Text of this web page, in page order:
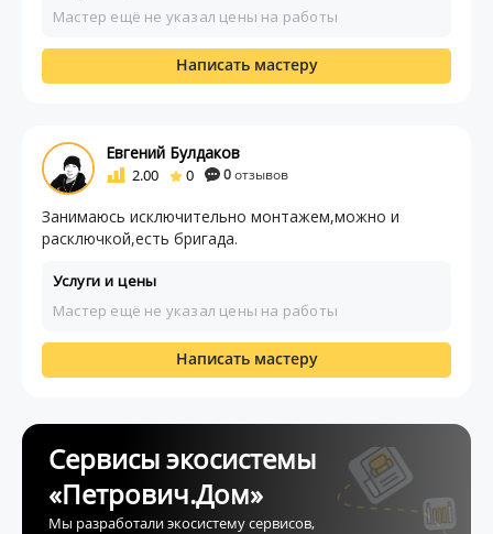
Мастер ещё не указал цены на работы
Написать мастеру
Евгений Булдаков
2.00 0 0отзывов
Занимаюсь исключительно монтажем,можно и
расключкой,есть бригада.
Услуги и цены
Мастер ещё не указал цены на работы
Написать мастеру
Сервисы экосистемы
«Петрович.Дом»
Мы разработали экосистему сервисов,